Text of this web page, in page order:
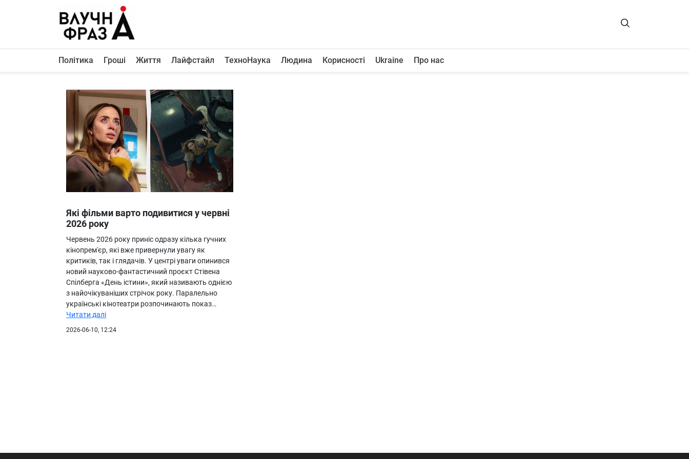
Політика
Життя
Лайфстайл
ТехноНаука
Людина
Корисності
Про нас
Політика Гроші Життя Лайфстайл ТехноНаука Людина Корисності Ukraine Про нас
Які фільми варто подивитися у червні
2026 року
Червень 2026 року приніс одразу кілька гучних
кінопрем'єр, які вже привернули увагу як
критиків, так і глядачів. У центрі уваги опинився
новий науково-фантастичний проєкт Стівена
Спілберга «День істини», який називають однією
з найочікуваніших стрічок року. Паралельно
українські кінотеатри розпочинають показ…
Читати далі
2026-06-10, 12:24